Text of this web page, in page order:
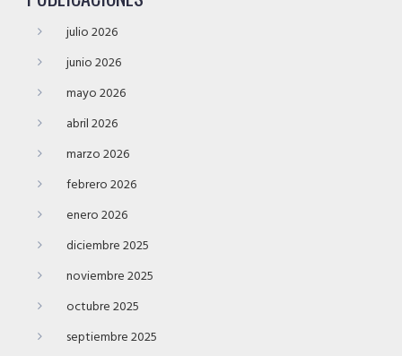
julio 2026
junio 2026
mayo 2026
abril 2026
marzo 2026
febrero 2026
enero 2026
diciembre 2025
noviembre 2025
octubre 2025
septiembre 2025